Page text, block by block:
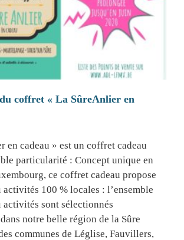
coffret « La SûreAnlier en
en cadeau » est un coffret cadeau
particularité : Concept unique en
ce coffret cadeau propose
activités 100 % locales : l’ensemble
activités sont sélectionnés
notre belle région de la Sûre
communes de Léglise, Fauvillers,